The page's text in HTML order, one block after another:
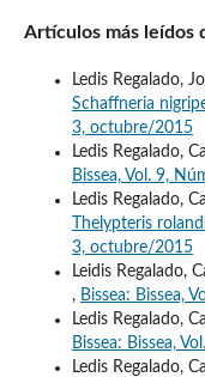
Artículos más leídos
Ledis Regalado,
Schaffneria
3, octubre/2015
Ledis Regalado,
Bissea, Vol. 9,
Ledis Regalado,
Thelypteris
3, octubre/2015
Leidis Regalado,
, Bissea: Bissea,
Ledis Regalado,
Bissea: Bissea,
Ledis Regalado,